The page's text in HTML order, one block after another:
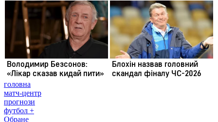
головна
матч-центр
прогнози
футбол +
Обране